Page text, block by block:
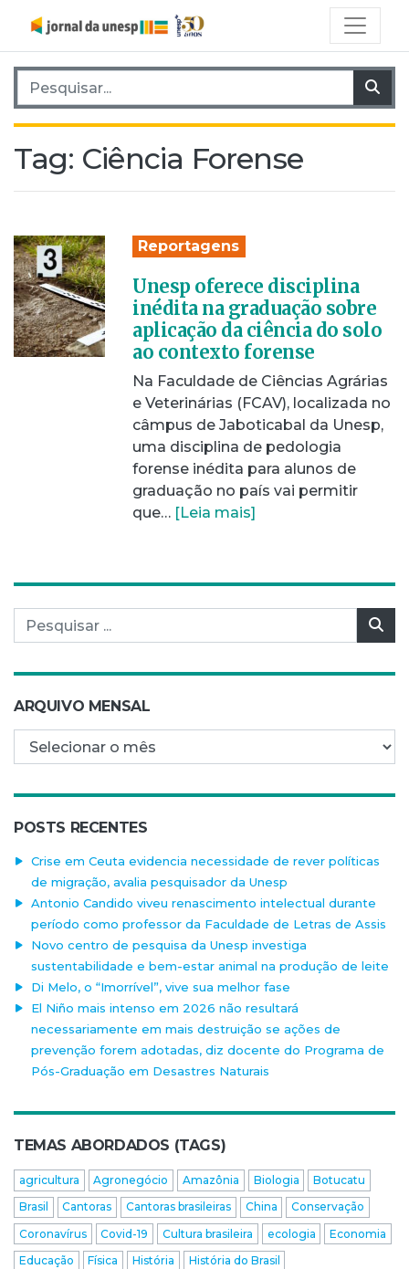
Pesquisar por:
Tag: Ciência Forense
Reportagens
Unesp oferece disciplina
inédita na graduação sobre
aplicação da ciência do solo
ao contexto forense
Na Faculdade de Ciências Agrárias
e Veterinárias (FCAV), localizada no
câmpus de Jaboticabal da Unesp,
uma disciplina de pedologia
forense inédita para alunos de
graduação no país vai permitir
que… [Leia mais]
Pesquisar por:
ARQUIVO MENSAL
Arquivo mensal
POSTS RECENTES
Crise em Ceuta evidencia necessidade de rever políticas
de migração, avalia pesquisador da Unesp
Antonio Candido viveu renascimento intelectual durante
período como professor da Faculdade de Letras de Assis
Novo centro de pesquisa da Unesp investiga
sustentabilidade e bem-estar animal na produção de leite
Di Melo, o “Imorrível”, vive sua melhor fase
El Niño mais intenso em 2026 não resultará
necessariamente em mais destruição se ações de
prevenção forem adotadas, diz docente do Programa de
Pós-Graduação em Desastres Naturais
TEMAS ABORDADOS (TAGS)
agricultura Agronegócio Amazônia Biologia
Botucatu
Brasil
Cantoras Cantoras brasileiras China
Conservação
Coronavírus
Covid-19 Cultura brasileira ecologia
Economia
Educação
Física História
História do Brasil